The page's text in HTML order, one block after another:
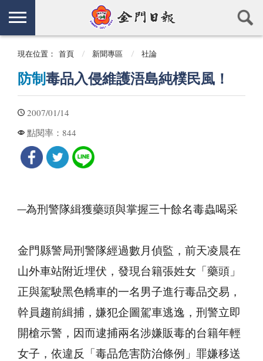
現在位置： 首頁 新聞專區 社論
防制 毒品入侵維護浯島純樸民風！
2007/01/14
點閱率： 844
─為刑警隊緝獲藥頭與掌握三十餘名毒蟲喝采
金門縣警局刑警隊經過數月偵監，前天凌晨在
山外車站附近埋伏，發現台籍張姓女「藥頭」
正與駕駛黑色轎車的一名男子進行毒品交易，
幹員趨前緝捕，嫌犯企圖駕車逃逸，刑警立即
開槍示警，因而逮捕兩名涉嫌販毒的台籍年輕
女子，依違反「毒品危害防治條例」罪嫌移送